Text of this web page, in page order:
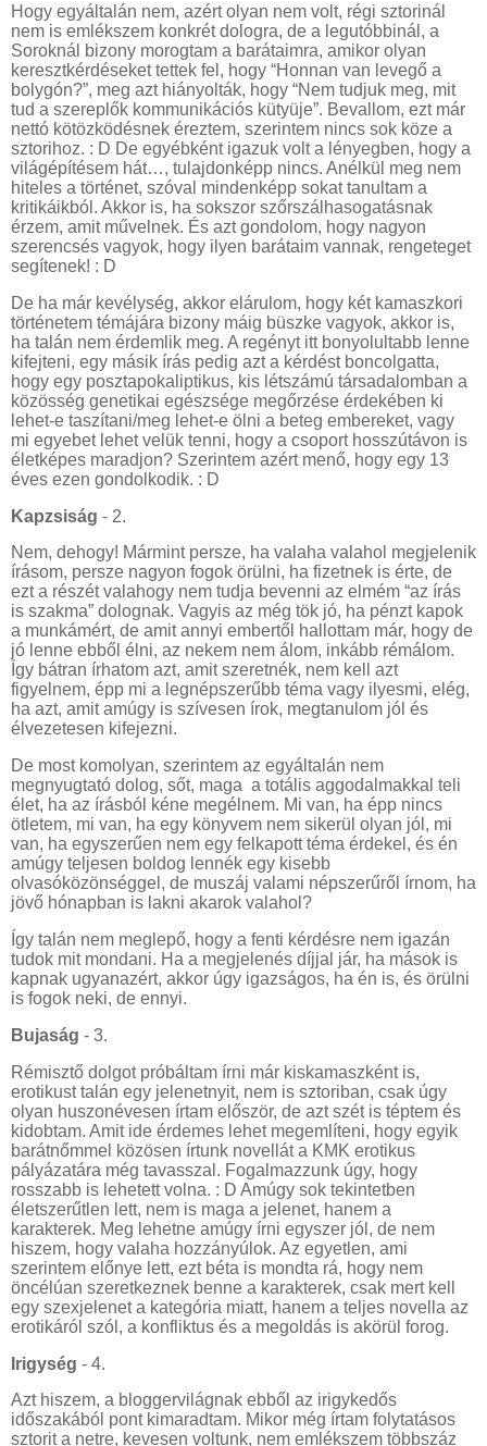
Hogy egyáltalán nem, azért olyan nem volt, régi sztorinál
nem is emlékszem konkrét dologra, de a legutóbbinál, a
Soroknál bizony morogtam a barátaimra, amikor olyan
keresztkérdéseket tettek fel, hogy “Honnan van levegő a
bolygón?”, meg azt hiányolták, hogy “Nem tudjuk meg, mit
tud a szereplők kommunikációs kütyüje”. Bevallom, ezt már
nettó kötözködésnek éreztem, szerintem nincs sok köze a
sztorihoz. : D De egyébként igazuk volt a lényegben, hogy a
világépítésem hát…, tulajdonképp nincs. Anélkül meg nem
hiteles a történet, szóval mindenképp sokat tanultam a
kritikáikból. Akkor is, ha sokszor szőrszálhasogatásnak
érzem, amit művelnek. És azt gondolom, hogy nagyon
szerencsés vagyok, hogy ilyen barátaim vannak, rengeteget
segítenek! : D
De ha már kevélység, akkor elárulom, hogy két kamaszkori
történetem témájára bizony máig büszke vagyok, akkor is,
ha talán nem érdemlik meg. A regényt itt bonyolultabb lenne
kifejteni, egy másik írás pedig azt a kérdést boncolgatta,
hogy egy posztapokaliptikus, kis létszámú társadalomban a
közösség genetikai egészsége megőrzése érdekében ki
lehet-e taszítani/meg lehet-e ölni a beteg embereket, vagy
mi egyebet lehet velük tenni, hogy a csoport hosszútávon is
életképes maradjon? Szerintem azért menő, hogy egy 13
éves ezen gondolkodik. : D
Kapzsiság - 2.
Nem, dehogy! Mármint persze, ha valaha valahol megjelenik
írásom, persze nagyon fogok örülni, ha fizetnek is érte, de
ezt a részét valahogy nem tudja bevenni az elmém “az írás
is szakma” dolognak. Vagyis az még tök jó, ha pénzt kapok
a munkámért, de amit annyi embertől hallottam már, hogy de
jó lenne ebből élni, az nekem nem álom, inkább rémálom.
Így bátran írhatom azt, amit szeretnék, nem kell azt
figyelnem, épp mi a legnépszerűbb téma vagy ilyesmi, elég,
ha azt, amit amúgy is szívesen írok, megtanulom jól és
élvezetesen kifejezni.
De most komolyan, szerintem az egyáltalán nem
megnyugtató dolog, sőt, maga a totális aggodalmakkal teli
élet, ha az írásból kéne megélnem. Mi van, ha épp nincs
ötletem, mi van, ha egy könyvem nem sikerül olyan jól, mi
van, ha egyszerűen nem egy felkapott téma érdekel, és én
amúgy teljesen boldog lennék egy kisebb
olvasóközönséggel, de muszáj valami népszerűről írnom, ha
jövő hónapban is lakni akarok valahol?
Így talán nem meglepő, hogy a fenti kérdésre nem igazán
tudok mit mondani. Ha a megjelenés díjjal jár, ha mások is
kapnak ugyanazért, akkor úgy igazságos, ha én is, és örülni
is fogok neki, de ennyi.
Bujaság - 3.
Rémisztő dolgot próbáltam írni már kiskamaszként is,
erotikust talán egy jelenetnyit, nem is sztoriban, csak úgy
olyan huszonévesen írtam először, de azt szét is téptem és
kidobtam. Amit ide érdemes lehet megemlíteni, hogy egyik
barátnőmmel közösen írtunk novellát a KMK erotikus
pályázatára még tavasszal. Fogalmazzunk úgy, hogy
rosszabb is lehetett volna. : D Amúgy sok tekintetben
életszerűtlen lett, nem is maga a jelenet, hanem a
karakterek. Meg lehetne amúgy írni egyszer jól, de nem
hiszem, hogy valaha hozzányúlok. Az egyetlen, ami
szerintem előnye lett, ezt béta is mondta rá, hogy nem
öncélúan szeretkeznek benne a karakterek, csak mert kell
egy szexjelenet a kategória miatt, hanem a teljes novella az
erotikáról szól, a konfliktus és a megoldás is akörül forog.
Irigység - 4.
Azt hiszem, a bloggervilágnak ebből az irigykedős
időszakából pont kimaradtam. Mikor még írtam folytatásos
sztorit a netre, kevesen voltunk, nem emlékszem többszáz